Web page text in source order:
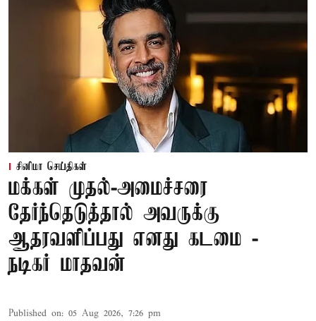
சினிமா செய்திகள்
மக்கள் முதல்-அமைச்சரை
தேர்ந்தெடுத்தால் அவருக்கு
ஆதரவளிப்பது எனது கடமை -
நடிகர் மாதவன்
Published on: 05 Aug 2026, 7:26 pm